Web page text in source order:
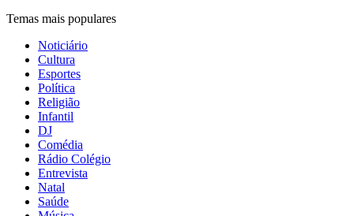
Temas mais populares
Noticiário
Cultura
Esportes
Política
Religião
Infantil
DJ
Comédia
Rádio Colégio
Entrevista
Natal
Saúde